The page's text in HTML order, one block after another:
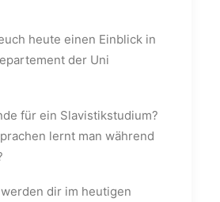
heute einen Einblick in
der Uni
für ein Slavistikstudium?
lernt man während
dir im heutigen